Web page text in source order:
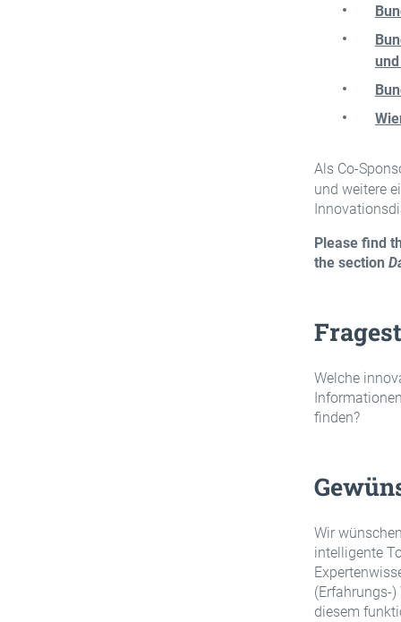
Als Co-
und weitere
Please find
the section
Welche
finden?
Wir
intelligente
(Erfahrungs-
diesem